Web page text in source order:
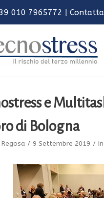
010 7965772 |
e
di Bologna
9 Settembre 2019